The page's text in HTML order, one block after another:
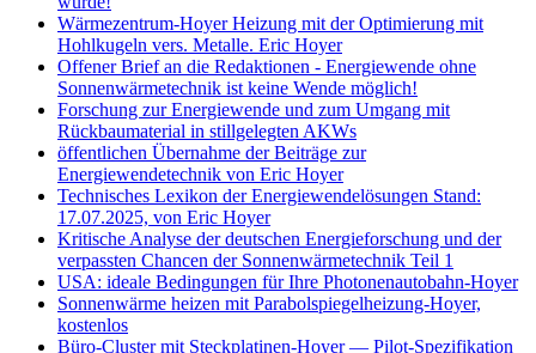
Wärmezentrum-Hoyer Heizung mit der Optimierung mit
Hohlkugeln vers. Metalle. Eric Hoyer
Offener Brief an die Redaktionen - Energiewende ohne
Sonnenwärmetechnik ist keine Wende möglich!
Forschung zur Energiewende und zum Umgang mit
Rückbaumaterial in stillgelegten AKWs
öffentlichen Übernahme der Beiträge zur
Energiewendetechnik von Eric Hoyer
Technisches Lexikon der Energiewendelösungen Stand:
17.07.2025, von Eric Hoyer
Kritische Analyse der deutschen Energieforschung und der
verpassten Chancen der Sonnenwärmetechnik Teil 1
USA: ideale Bedingungen für Ihre Photonenautobahn-Hoyer
Sonnenwärme heizen mit Parabolspiegelheizung-Hoyer,
kostenlos
Büro‑Cluster mit Steckplatinen‑Hoyer — Pilot‑Spezifikation